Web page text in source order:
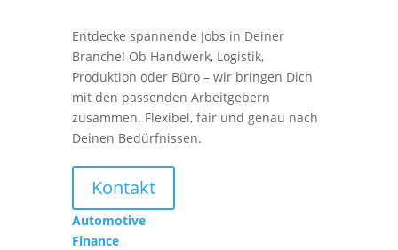
Entdecke spannende Jobs in Deiner
Branche! Ob Handwerk, Logistik,
Produktion oder Büro – wir bringen Dich
mit den passenden Arbeitgebern
zusammen. Flexibel, fair und genau nach
Deinen Bedürfnissen.
Kontakt
Automotive
Finance